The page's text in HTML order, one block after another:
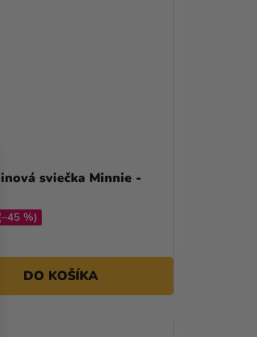
sviečka Minnie -
%)
DO KOŠÍKA